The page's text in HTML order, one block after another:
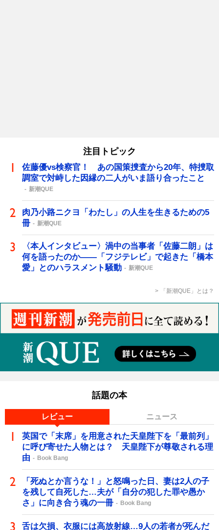
注目トピック
佐藤優vs検察官！ あの国策捜査から20年、特捜取
調室で対峙した因縁の二人がいま語り合ったこと
新潮QUE
肉乃小路ニクヨ「わたし」の人生を生きるための5
冊
新潮QUE
〈本人インタビュー〉渦中の当事者「佐藤二朗」は
何を語ったのか――「フジテレビ」で起きた「橋本
愛」とのハラスメント騒動
新潮QUE
「新潮QUE」とは？
話題の本
レビュー ニュース
英国で「末席」を用意された天皇陛下を「最前列」
に呼び寄せた人物とは？ 天皇陛下が尊敬される理
由
Book Bang
「死ぬとか言うな！」と怒鳴った日、妻は2人の子
を残して自死した…夫が「自分の犯した罪や愚か
さ」に向き合う魂の一冊
Book Bang
舌は欠損、衣服には高放射線…9人の若者が死んだ